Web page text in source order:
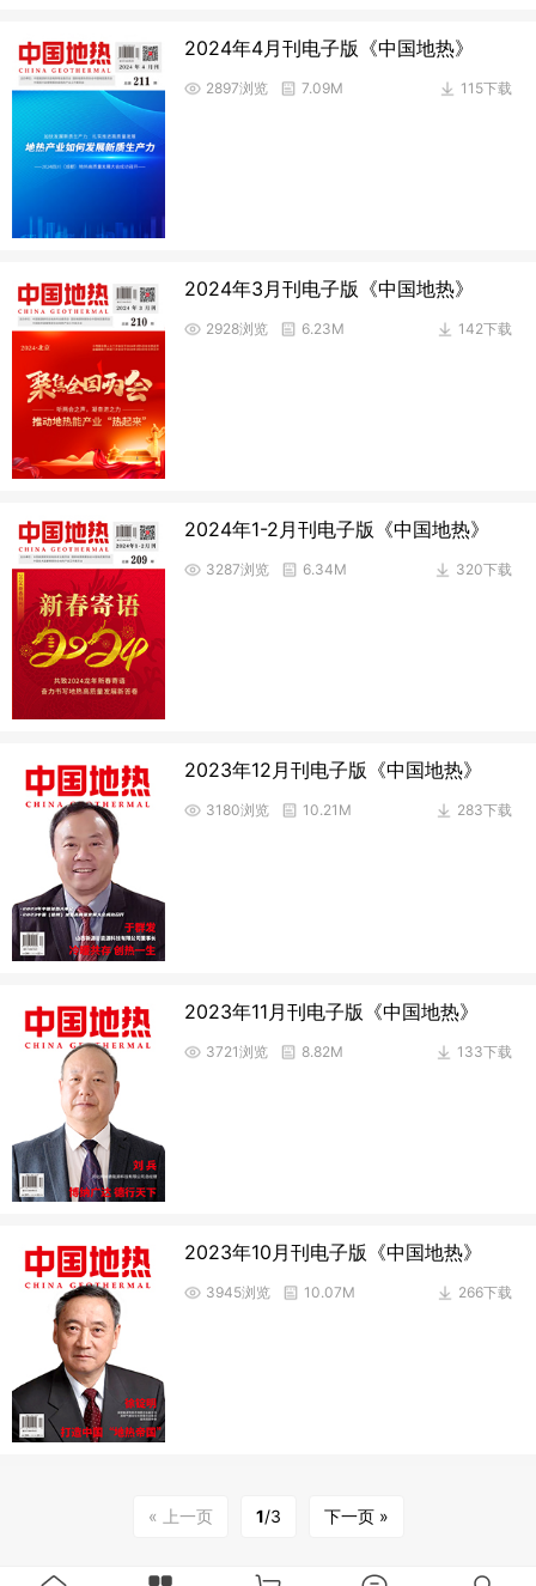
2024年4月刊电子版《中国地热》
115下载
2897浏览 7.09M
2024年3月刊电子版《中国地热》
142下载
2928浏览 6.23M
2024年1-2月刊电子版《中国地热》
320下载
3287浏览 6.34M
2023年12月刊电子版《中国地热》
283下载
3180浏览 10.21M
2023年11月刊电子版《中国地热》
133下载
3721浏览 8.82M
2023年10月刊电子版《中国地热》
266下载
3945浏览 10.07M
« 上一页 1/3 下一页 »